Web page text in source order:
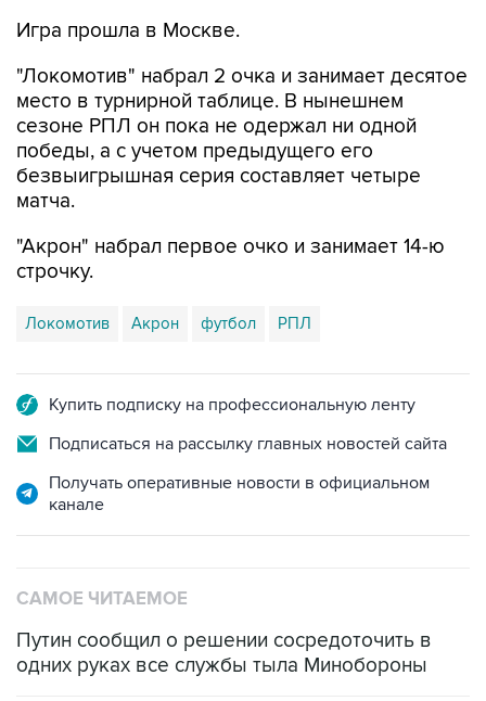
Игра прошла в Москве.
"Локомотив" набрал 2 очка и занимает десятое
место в турнирной таблице. В нынешнем
сезоне РПЛ он пока не одержал ни одной
победы, а с учетом предыдущего его
безвыигрышная серия составляет четыре
матча.
"Акрон" набрал первое очко и занимает 14-ю
строчку.
Локомотив Акрон футбол РПЛ
Купить подписку на профессиональную ленту
Подписаться на рассылку главных новостей сайта
Получать оперативные новости в официальном
канале
САМОЕ ЧИТАЕМОЕ
Путин сообщил о решении сосредоточить в
одних руках все службы тыла Минобороны